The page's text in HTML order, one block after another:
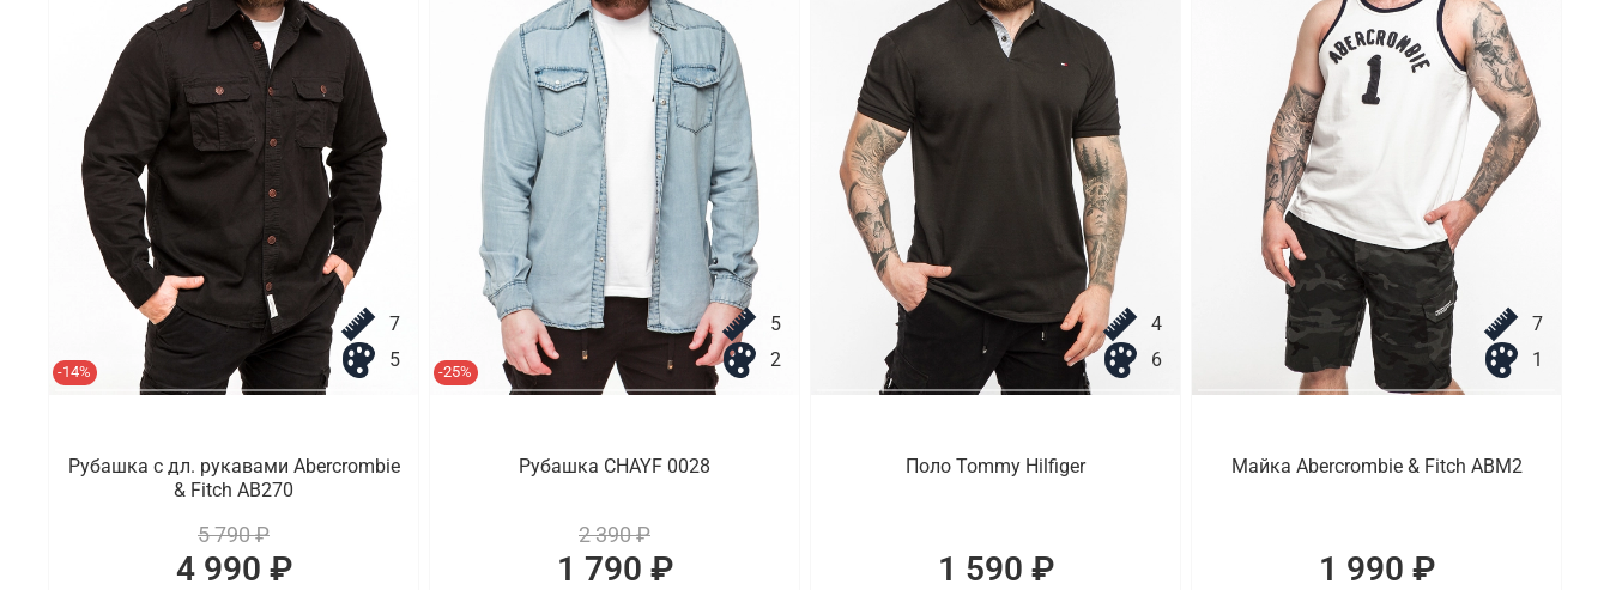
-14%
7
5
Рубашка с дл. рукавами Abercrombie
& Fitch AB270
5 790 ₽
4 990 ₽
-25%
5
2
Рубашка CHAYF 0028
2 390 ₽
1 790 ₽
4
6
Поло Tommy Hilfiger
1 590 ₽
7
1
Майка Abercrombie & Fitch ABM2
1 990 ₽